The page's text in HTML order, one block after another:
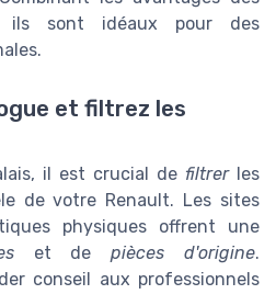
ils sont idéaux pour des
et filtrez les
il est crucial de filtrerles
de votre Renault. Les sites
physiques offrent une
et depièces d'origine.
conseil aux professionnels